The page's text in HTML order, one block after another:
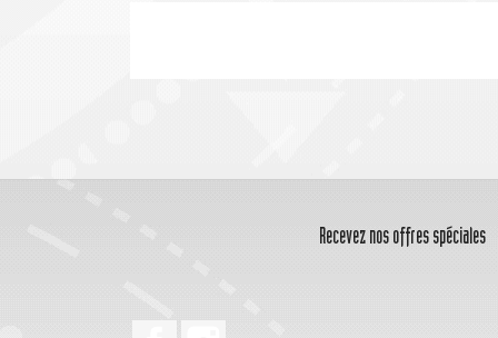
Recevez nos offres spéciales